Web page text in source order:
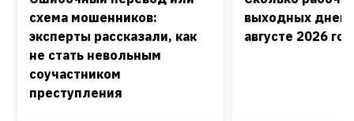
схема мошенников:
эксперты рассказали, как
не стать невольным
соучастником
преступления
выходных дней
августе 2026